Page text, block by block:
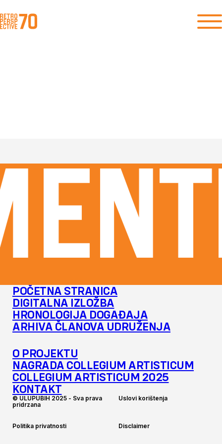
POČETNA STRANICA
DIGITALNA IZLOŽBA
HRONOLOGIJA DOGAĐAJA
ARHIVA ČLANOVA UDRUŽENJA
O PROJEKTU
NAGRADA COLLEGIUM ARTISTICUM
COLLEGIUM ARTISTICUM 2025
KONTAKT
© ULUPUBIH 2025 - Sva prava
pridrzana
Uslovi korištenja
Politika privatnosti Disclaimer